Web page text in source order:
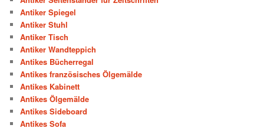
Antiker Spiegel
Antiker Stuhl
Antiker Tisch
Antiker Wandteppich
Antikes Bücherregal
Antikes französisches Ölgemälde
Antikes Kabinett
Antikes Ölgemälde
Antikes Sideboard
Antikes Sofa